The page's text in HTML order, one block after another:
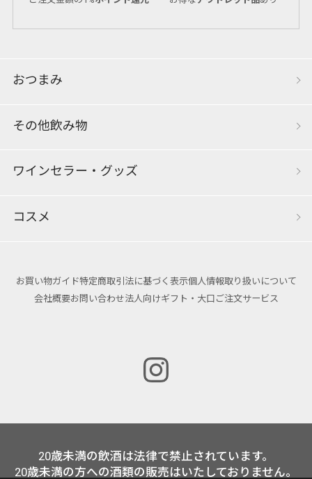
おつまみ
その他飲み物
ワインセラー・グッズ
コスメ
お買い物ガイド特定商取引法に基づく表示個人情報取り扱いについて
会社概要お問い合わせ法人向けギフト・大口ご注文サービス
20歳未満の飲酒は法律で禁止されています。
20歳未満の方への酒類の販売はいたしておりません。